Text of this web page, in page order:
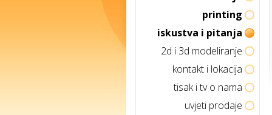
printing
iskustva i pitanja
2d i 3d modeliranje
kontakt i lokacija
tisak i tv o nama
uvjeti prodaje